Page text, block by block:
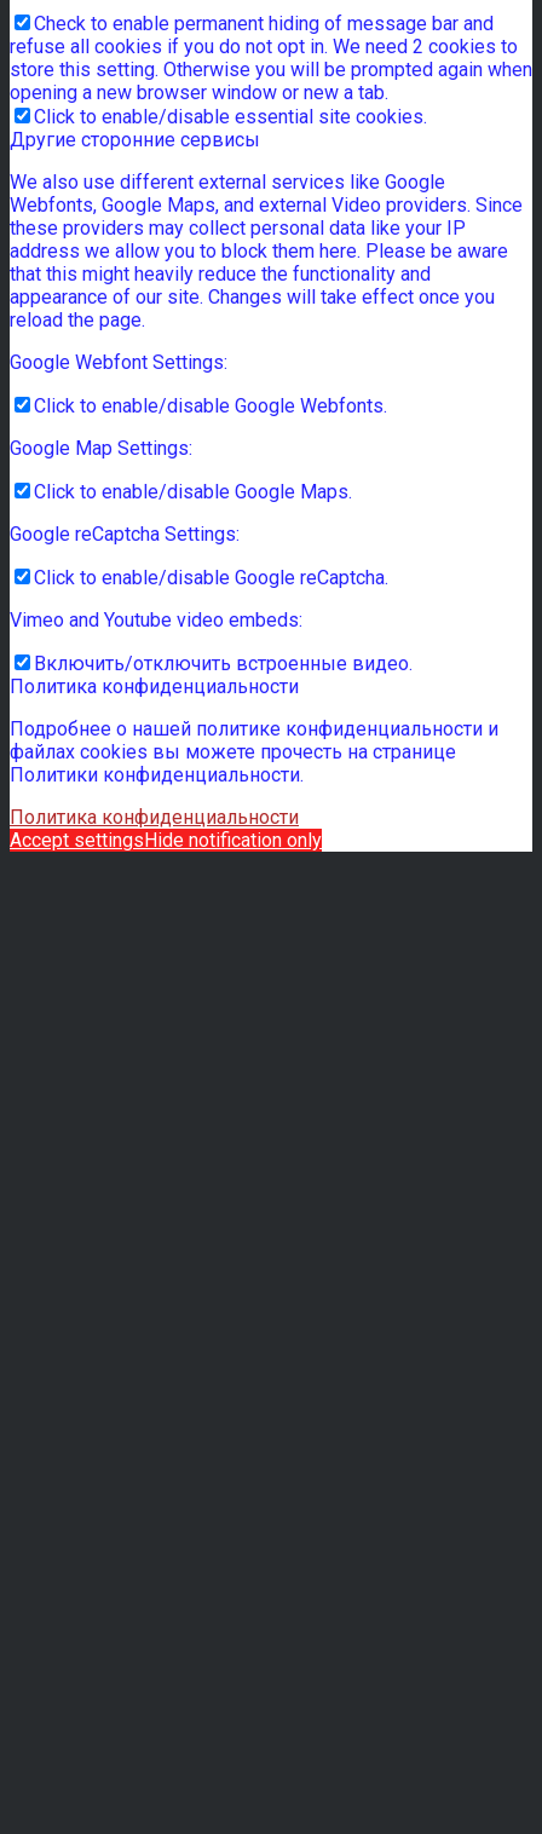
Check to enable permanent hiding of message bar and
refuse all cookies if you do not opt in. We need 2 cookies to
store this setting. Otherwise you will be prompted again when
opening a new browser window or new a tab.
Click to enable/disable essential site cookies.
Другие сторонние сервисы
We also use different external services like Google
Webfonts, Google Maps, and external Video providers. Since
these providers may collect personal data like your IP
address we allow you to block them here. Please be aware
that this might heavily reduce the functionality and
appearance of our site. Changes will take effect once you
reload the page.
Google Webfont Settings:
Click to enable/disable Google Webfonts.
Google Map Settings:
Click to enable/disable Google Maps.
Google reCaptcha Settings:
Click to enable/disable Google reCaptcha.
Vimeo and Youtube video embeds:
Включить/отключить встроенные видео.
Политика конфиденциальности
Подробнее о нашей политике конфиденциальности и
файлах cookies вы можете прочесть на странице
Политики конфиденциальности.
Политика конфиденциальности
Accept settingsHide notification only